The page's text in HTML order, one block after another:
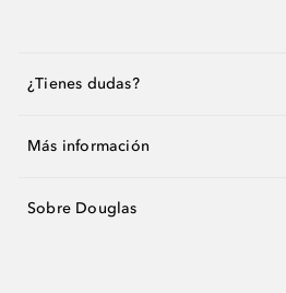
¿Tienes dudas?
Más información
Sobre Douglas